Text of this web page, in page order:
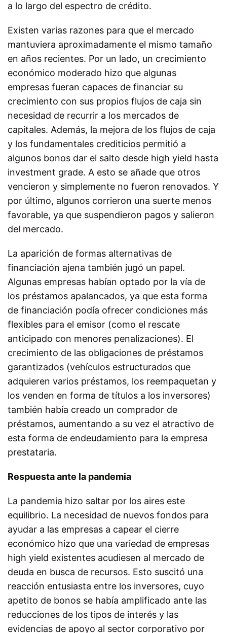
a lo largo del espectro de crédito.
Existen varias razones para que el mercado
mantuviera aproximadamente el mismo tamaño
en años recientes. Por un lado, un crecimiento
económico moderado hizo que algunas
empresas fueran capaces de financiar su
crecimiento con sus propios flujos de caja sin
necesidad de recurrir a los mercados de
capitales. Además, la mejora de los flujos de caja
y los fundamentales crediticios permitió a
algunos bonos dar el salto desde high yield hasta
investment grade. A esto se añade que otros
vencieron y simplemente no fueron renovados. Y
por último, algunos corrieron una suerte menos
favorable, ya que suspendieron pagos y salieron
del mercado.
La aparición de formas alternativas de
financiación ajena también jugó un papel.
Algunas empresas habían optado por la vía de
los préstamos apalancados, ya que esta forma
de financiación podía ofrecer condiciones más
flexibles para el emisor (como el rescate
anticipado con menores penalizaciones). El
crecimiento de las obligaciones de préstamos
garantizados (vehículos estructurados que
adquieren varios préstamos, los reempaquetan y
los venden en forma de títulos a los inversores)
también había creado un comprador de
préstamos, aumentando a su vez el atractivo de
esta forma de endeudamiento para la empresa
prestataria.
Respuesta ante la pandemia
La pandemia hizo saltar por los aires este
equilibrio. La necesidad de nuevos fondos para
ayudar a las empresas a capear el cierre
económico hizo que una variedad de empresas
high yield existentes acudiesen al mercado de
deuda en busca de recursos. Esto suscitó una
reacción entusiasta entre los inversores, cuyo
apetito de bonos se había amplificado ante las
reducciones de los tipos de interés y las
evidencias de apoyo al sector corporativo por